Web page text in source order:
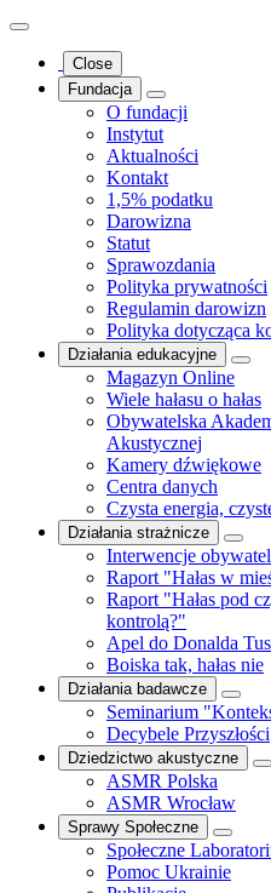
Close
Fundacja
O fundacji
Instytut
Aktualności
Kontakt
1,5% podatku
Darowizna
Statut
Sprawozdania
Polityka prywatności
Regulamin darowizn
Polityka dotycząca
Działania edukacyjne
Magazyn Online
Wiele hałasu o hałas
Obywatelska
Akustycznej
Kamery dźwiękowe
Centra danych
Czysta energia,
Działania strażnicze
Interwencje
Raport "Hałas w
Raport "Hałas pod
kontrolą?"
Apel do Donalda
Boiska tak, hałas nie
Działania badawcze
Seminarium
Decybele Przyszłości
Dziedzictwo akustyczne
ASMR Polska
ASMR Wrocław
Sprawy Społeczne
Społeczne
Pomoc Ukrainie